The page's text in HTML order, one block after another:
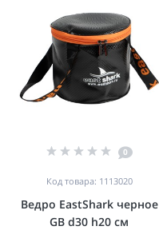
0
Код товара: 1113020
Ведро EastShark черное
GB d30 h20 см